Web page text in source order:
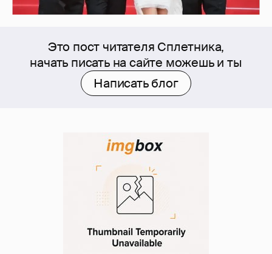
Это пост читателя Сплетника,
начать писать на сайте можешь и ты
Написать блог